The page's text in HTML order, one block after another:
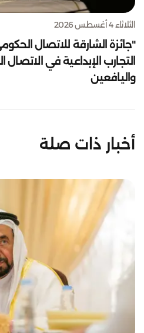
الثلاثاء 4 أغسطس 2026
"جائزة الشارقة للاتصال
التجارب الإبداعية في
واليافعين
أخبار ذات صلة